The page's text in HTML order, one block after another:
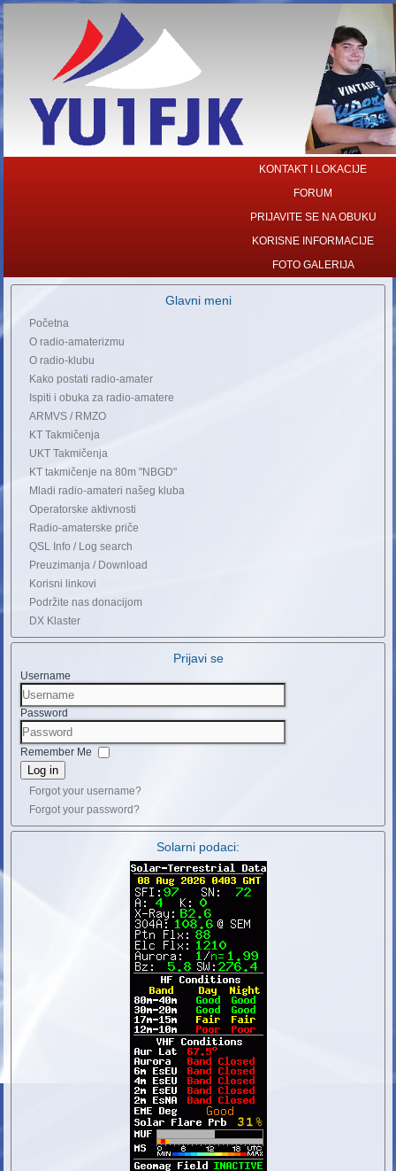
KONTAKT I LOKACIJE
FORUM
PRIJAVITE SE NA OBUKU
KORISNE INFORMACIJE
FOTO GALERIJA
Glavni meni
Početna
O radio-amaterizmu
O radio-klubu
Kako postati radio-amater
Ispiti i obuka za radio-amatere
ARMVS / RMZO
KT Takmičenja
UKT Takmičenja
KT takmičenje na 80m "NBGD"
Mladi radio-amateri našeg kluba
Operatorske aktivnosti
Radio-amaterske priče
QSL Info / Log search
Preuzimanja / Download
Korisni linkovi
Podržite nas donacijom
DX Klaster
Prijavi se
Username
Password
Remember Me
Log in
Forgot your username?
Forgot your password?
Solarni podaci: